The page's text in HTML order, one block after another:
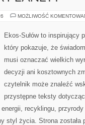
MOŻLIWOŚĆ
Ekos-Sułów to inspirujący
który pokazuje, że
musi oznaczać wielkich
decyzji ani kosztownych
czytelnik może znaleźć
przystępne teksty
recyklingu,
styl życia. Strona została